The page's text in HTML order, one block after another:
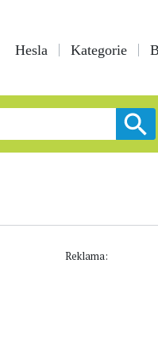
Hesla Kategorie
Reklama: